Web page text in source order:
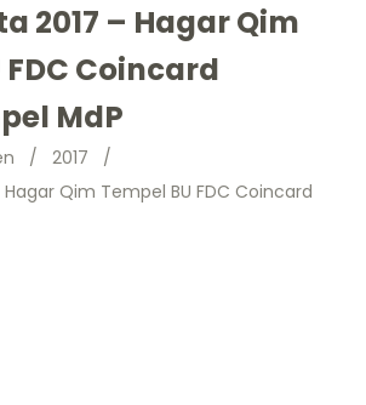
2017 – Hagar Qim
Coincard
MdP
/ 2017 /
Qim Tempel BU FDC Coincard